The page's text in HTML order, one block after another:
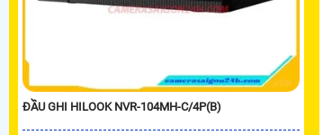
ĐẦU GHI HILOOK NVR-104MH-C/4P(B)